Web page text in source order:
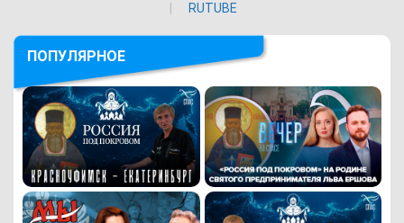
RUTUBE
ПОПУЛЯРНОЕ